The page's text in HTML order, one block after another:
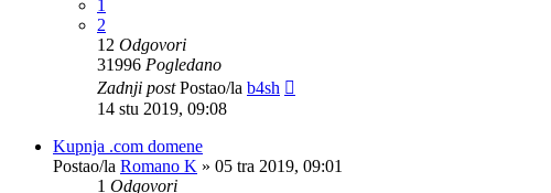
1
2
12 Odgovori
31996 Pogledano
Zadnji postPostao/la b4sh
14 stu 2019, 09:08
Kupnja .com domene
Postao/la Romano K » 05 tra 2019, 09:01
1 Odgovori